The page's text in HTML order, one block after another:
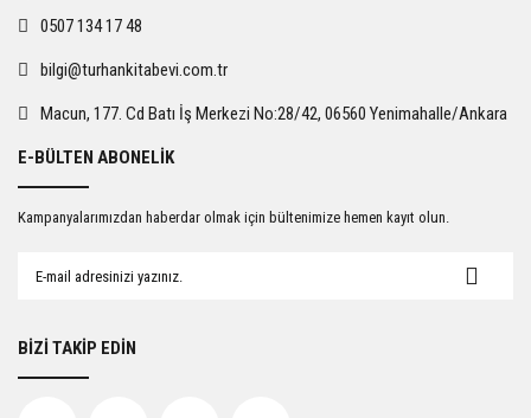
Ürün fiyatı diğer sitelerden daha pahalı.
Gönder
0507 134 17 48
bilgi@turhankitabevi.com.tr
Macun, 177. Cd Batı İş Merkezi No:28/42, 06560 Yenimahalle/Ankara
E-BÜLTEN ABONELİK
Kampanyalarımızdan haberdar olmak için bültenimize hemen kayıt olun.
BİZİ TAKİP EDİN